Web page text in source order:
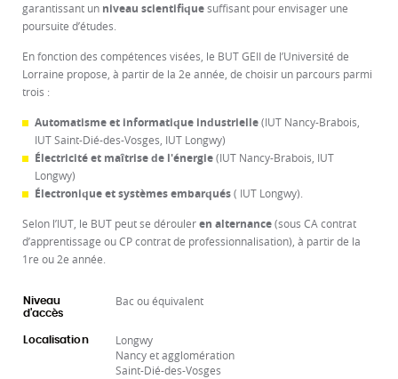
garantissant un niveau scientifiquesuffisant pour envisager une
poursuite d’études.
En fonction des compétences visées, le BUT GEII de l’Université de
Lorraine propose, à partir de la 2e année, de choisir un parcours parmi
trois :
Automatisme et informatique industrielle(IUT Nancy-Brabois,
IUT Saint-Dié-des-Vosges, IUT Longwy)
Électricité et maîtrise de l'énergie(IUT Nancy-Brabois, IUT
Longwy)
Électronique et systèmes embarqués( IUT Longwy).
Selon l’IUT, le BUT peut se dérouleren alternance(sous CA contrat
d’apprentissage ou CP contrat de professionnalisation), à partir de la
1re ou 2e année.
Niveau
d'accès
Bac ou équivalent
Localisation
Longwy
Nancy et agglomération
Saint-Dié-des-Vosges